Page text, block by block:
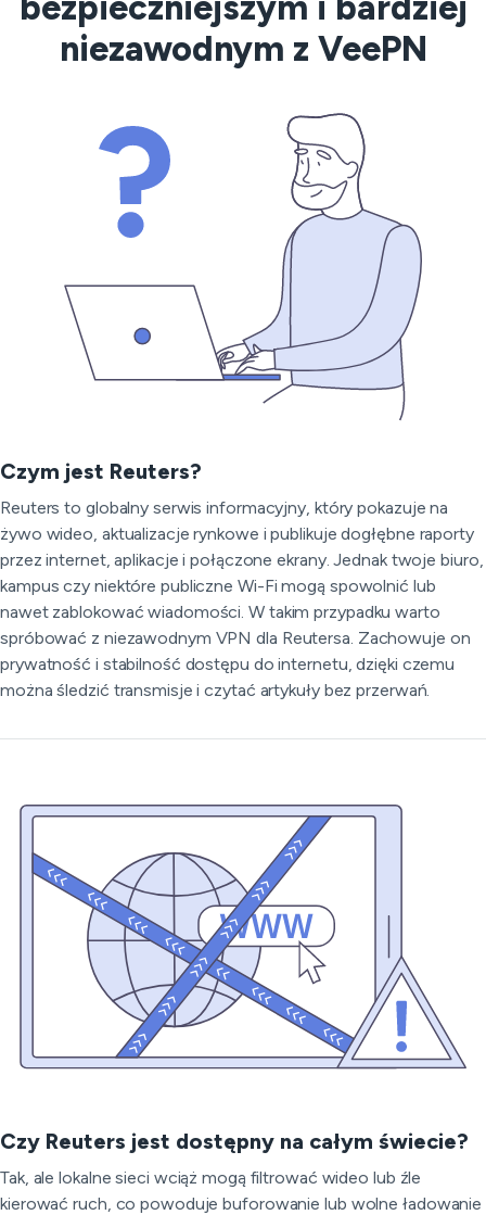
niezawodnym z VeePN
Czym jest Reuters?
Reuters to globalny serwis informacyjny, który pokazuje na
żywo wideo, aktualizacje rynkowe i publikuje dogłębne raporty
przez internet, aplikacje i połączone ekrany. Jednak twoje biuro,
kampus czy niektóre publiczne Wi-Fi mogą spowolnić lub
nawet zablokować wiadomości. W takim przypadku warto
spróbować z niezawodnym VPN dla Reutersa. Zachowuje on
prywatność i stabilność dostępu do internetu, dzięki czemu
można śledzić transmisje i czytać artykuły bez przerwań.
Czy Reuters jest dostępny na całym świecie?
Tak, ale lokalne sieci wciąż mogą filtrować wideo lub źle
kierować ruch, co powoduje buforowanie lub wolne ładowanie